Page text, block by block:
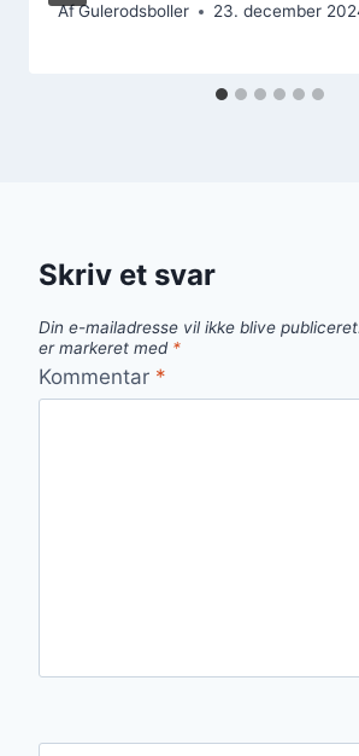
AfGulerodsboller 23. december
Skriv et svar
Din e-mailadresse vil ikke blive
er markeret med *
Kommentar *